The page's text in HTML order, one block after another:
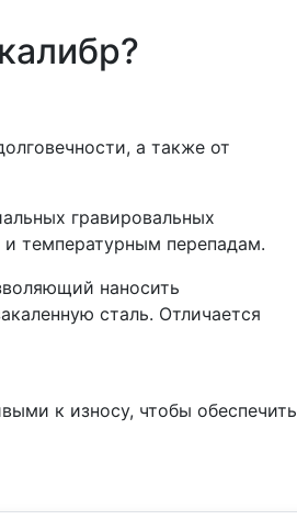
а также от
гравировальных
температурным перепадам.
наносить
сталь. Отличается
к износу, чтобы обеспечить